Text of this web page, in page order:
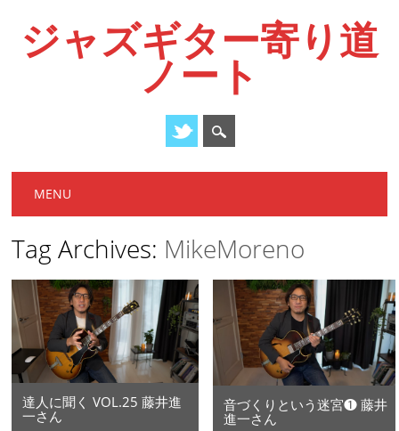
ジャズギター寄り道
ノート
Main menu
MENU
Tag Archives: MikeMoreno
達人に聞く VOL.25 藤井進
一さん
音づくりという迷宮❶ 藤井
進一さん